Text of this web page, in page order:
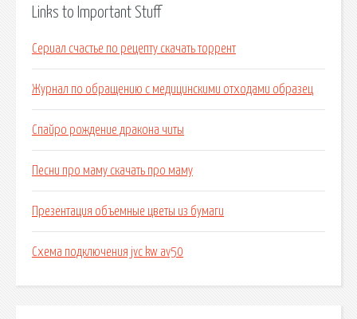
Links to Important Stuff
Сериал счастье по рецепту скачать торрент
Журнал по обращению с медицинскими отходами образец
Спайро рождение дракона читы
Песни про маму скачать про маму
Презентация объемные цветы из бумаги
Схема подключения jvc kw av50